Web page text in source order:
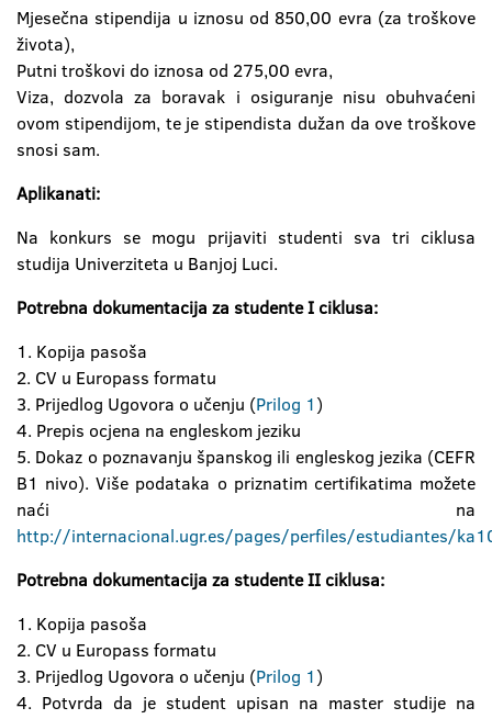
Mjesečna stipendija u iznosu od 850,00 evra (za troškove
života),
Putni troškovi do iznosa od 275,00 evra,
Viza, dozvola za boravak i osiguranje nisu obuhvaćeni
ovom stipendijom, te je stipendista dužan da ove troškove
snosi sam.
Aplikanati:
Na konkurs se mogu prijaviti studenti sva tri ciklusa
studija Univerziteta u Banjoj Luci.
Potrebna dokumentacija za studente I ciklusa:
1. Kopija pasoša
2. CV u Europass formatu
3. Prijedlog Ugovora o učenju (Prilog 1)
4. Prepis ocjena na engleskom jeziku
5. Dokaz o poznavanju španskog ili engleskog jezika (CEFR
B1 nivo). Više podataka o priznatim certifikatima možete
naći na
http://internacional.ugr.es/pages/perfiles/estudiantes/
Potrebna dokumentacija za studente II ciklusa:
1. Kopija pasoša
2. CV u Europass formatu
3. Prijedlog Ugovora o učenju (Prilog 1)
4. Potvrda da je student upisan na master studije na